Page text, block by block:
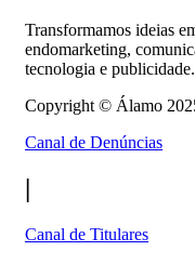
Transformamos ideias
endomarketing,
tecnologia e publicidade.
Copyright © Álamo
Canal de Denúncias
|
Canal de Titulares